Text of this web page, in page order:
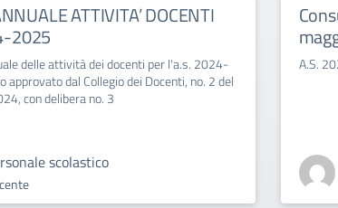
ATTIVITA’ DOCENTI
2025
delle attività dei docenti per l'a.s. 2024-
approvato dal Collegio dei Docenti, no. 2 del
con delibera no. 3
scolastico
A.S.